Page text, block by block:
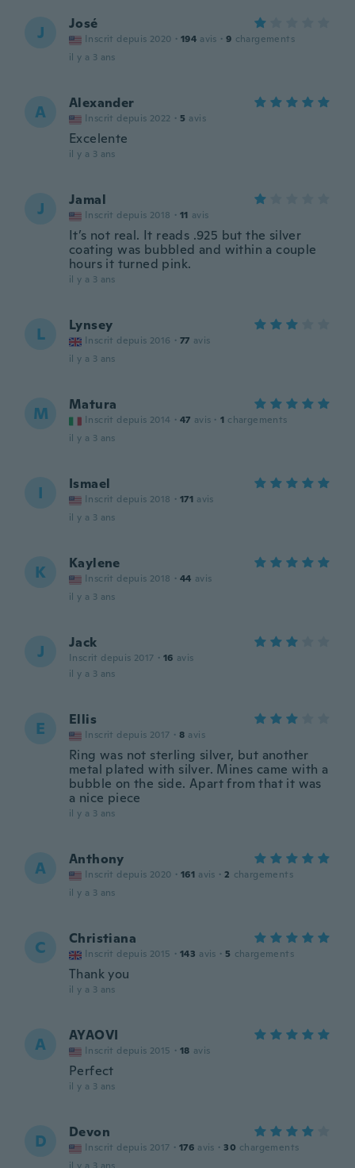
J José
Inscrit depuis 2020 · 194 avis · 9 chargements
il y a 3 ans
A Alexander
Inscrit depuis 2022 · 5 avis
Excelente
il y a 3 ans
J Jamal
Inscrit depuis 2018 · 11 avis
It’s not real. It reads .925 but the silver
coating was bubbled and within a couple
hours it turned pink.
il y a 3 ans
L Lynsey
Inscrit depuis 2016 · 77 avis
il y a 3 ans
M Matura
Inscrit depuis 2014 · 47 avis · 1 chargements
il y a 3 ans
I Ismael
Inscrit depuis 2018 · 171 avis
il y a 3 ans
K Kaylene
Inscrit depuis 2018 · 44 avis
il y a 3 ans
J Jack
Inscrit depuis 2017 · 16 avis
il y a 3 ans
E Ellis
Inscrit depuis 2017 · 8 avis
Ring was not sterling silver, but another
metal plated with silver. Mines came with a
bubble on the side. Apart from that it was
a nice piece
il y a 3 ans
A Anthony
Inscrit depuis 2020 · 161 avis · 2 chargements
il y a 3 ans
C Christiana
Inscrit depuis 2015 · 143 avis · 5 chargements
Thank you
il y a 3 ans
A AYAOVI
Inscrit depuis 2015 · 18 avis
Perfect
il y a 3 ans
D Devon
Inscrit depuis 2017 · 176 avis · 30 chargements